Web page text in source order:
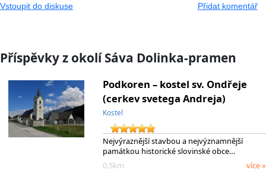
Vstoupit do diskuse Přidat komentář
Příspěvky z okolí Sáva Dolinka-pramen
Podkoren – kostel sv. Ondřeje
(cerkev svetega Andreja)
Kostel
Nejvýraznější stavbou a nejvýznamnější
památkou historické slovinské obce…
0.5km
více »